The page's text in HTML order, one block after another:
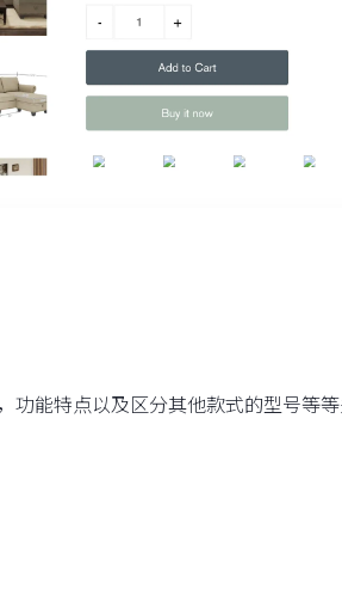
功能特点以及区分其他款式的型号等